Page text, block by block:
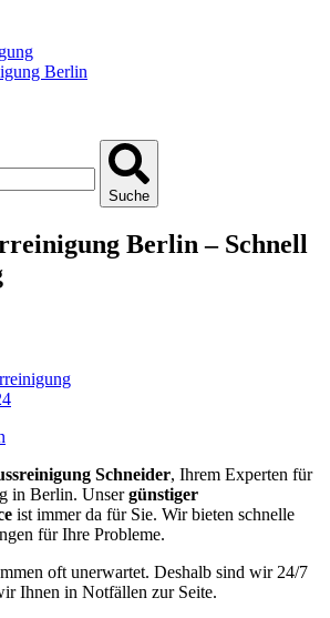
Berlin
Suche
Berlin – Schnell
Schneider, Ihrem Experten für
in Berlin. Unsergünstiger
ist immer da für Sie. Wir bieten schnelle
für Ihre Probleme.
oft unerwartet. Deshalb sind wir 24/7
Ihnen in Notfällen zur Seite.